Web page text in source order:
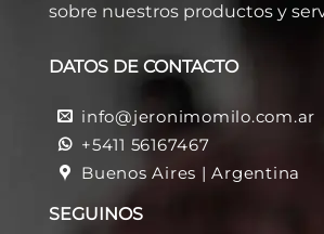
sobre nuestros productos y
DATOS DE CONTACTO
info@jeronimomilo.com.ar
+5411 56167467
Buenos Aires | Argentina
SEGUINOS